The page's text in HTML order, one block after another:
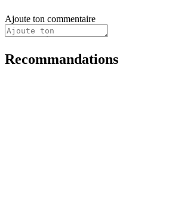
Ajoute ton commentaire
Recommandations